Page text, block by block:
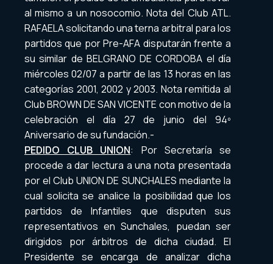
al mismo a un nosocomio. Nota del Club ATL.
RAFAELA solicitando una terna arbitral para los
partidos que por Pre-AFA disputarán frente a
su similar de BELGRANO DE CORDOBA el día
miércoles 02/07 a partir de las 13 horas en las
categorías 2001, 2002 y 2003. Nota remitida al
Club BROWN DE SAN VICENTE con motivo de la
celebración el día 27 de junio del 94º
Aniversario de su fundación.-
PEDIDO CLUB UNION: Por Secretaría se
procede a dar lectura a una nota presentada
por el Club UNION DE SUNCHALES mediante la
cual solicita se analice la posibilidad que los
partidos de Infantiles que disputen sus
representativos en Sunchales, puedan ser
dirigidos por árbitros de dicha ciudad. El
Presidente se encarga de analizar dicha